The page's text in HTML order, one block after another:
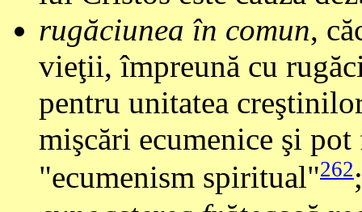
rugăciunea în comun,
vieţii, împreună cu
pentru unitatea
mişcări ecumenice şi
"ecumenism spiritual"262;